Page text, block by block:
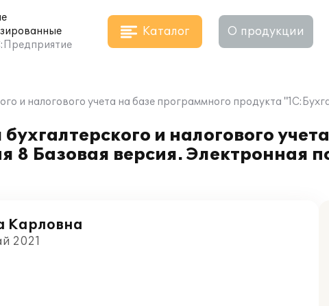
Каталог О продукции
и налогового учета на базе программного продукта
и налогового
8 Базовая версия. Электронная
Карловна
2021